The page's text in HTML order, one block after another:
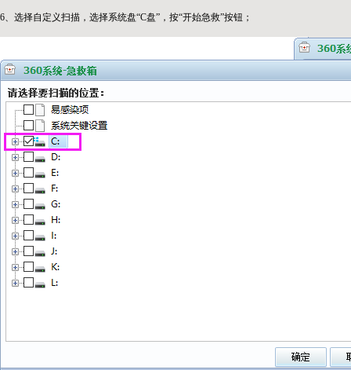
6、选择自定义扫描，选择系统盘“C盘”，按“开始急救”按钮；